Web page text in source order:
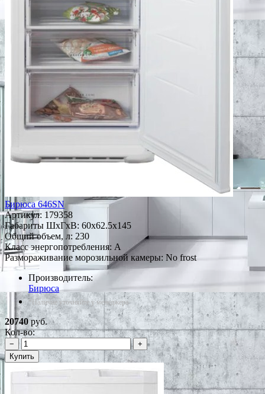
Бирюса 646SN
Артикул: 179358
Габариты ШxГxВ: 60x62.5x145
Общий объем, л: 230
Класс энергопотребления: A
Размораживание морозильной камеры: No frost
Производитель:
Бирюса
*Наличие уточняйте у менеджера
20740руб.
Кол-во:
−
+
Купить